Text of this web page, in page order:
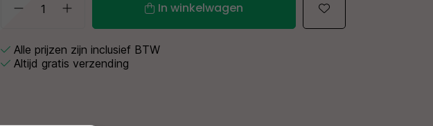
In winkelwagen
Alle prijzen zijn inclusief BTW
Altijd gratis verzending